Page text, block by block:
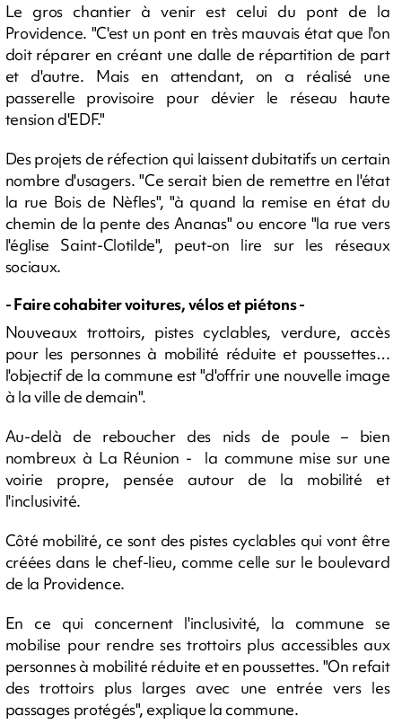
Le gros chantier à venir est celui du pont de la
Providence. "C'est un pont en très mauvais état que l'on
doit réparer en créant une dalle de répartition de part
et d'autre. Mais en attendant, on a réalisé une
passerelle provisoire pour dévier le réseau haute
tension d'EDF."
Des projets de réfection qui laissent dubitatifs un certain
nombre d'usagers. "Ce serait bien de remettre en l'état
la rue Bois de Nèfles", "à quand la remise en état du
chemin de la pente des Ananas" ou encore "la rue vers
l'église Saint-Clotilde", peut-on lire sur les réseaux
sociaux.
- Faire cohabiter voitures, vélos et piétons -
Nouveaux trottoirs, pistes cyclables, verdure, accès
pour les personnes à mobilité réduite et poussettes…
l'objectif de la commune est "d'offrir une nouvelle image
à la ville de demain".
Au-delà de reboucher des nids de poule – bien
nombreux à La Réunion - la commune mise sur une
voirie propre, pensée autour de la mobilité et
l'inclusivité.
Côté mobilité, ce sont des pistes cyclables qui vont être
créées dans le chef-lieu, comme celle sur le boulevard
de la Providence.
En ce qui concernent l'inclusivité, la commune se
mobilise pour rendre ses trottoirs plus accessibles aux
personnes à mobilité réduite et en poussettes. "On refait
des trottoirs plus larges avec une entrée vers les
passages protégés", explique la commune.